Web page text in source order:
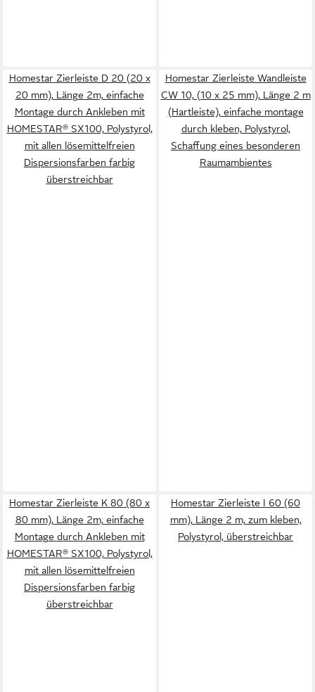
Homestar Zierleiste D 20 (20 x
20 mm), Länge 2m, einfache
Montage durch Ankleben mit
HOMESTAR® SX100, Polystyrol,
mit allen lösemittelfreien
Dispersionsfarben farbig
überstreichbar
Homestar Zierleiste Wandleiste
CW 10, (10 x 25 mm), Länge 2 m
(Hartleiste), einfache montage
durch kleben, Polystyrol,
Schaffung eines besonderen
Raumambientes
Homestar Zierleiste K 80 (80 x
80 mm), Länge 2m, einfache
Montage durch Ankleben mit
HOMESTAR® SX100, Polystyrol,
mit allen lösemittelfreien
Dispersionsfarben farbig
überstreichbar
Homestar Zierleiste I 60 (60
mm), Länge 2 m, zum kleben,
Polystyrol, überstreichbar